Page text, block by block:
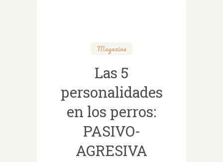
Magazine
Las 5
personalidades
en los perros:
PASIVO-
AGRESIVA